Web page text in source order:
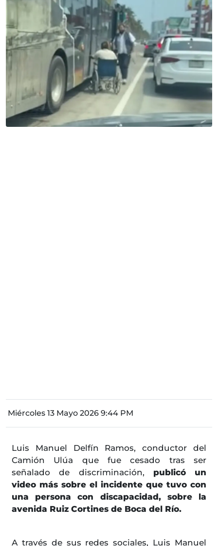
Miércoles 13 Mayo 2026 9:44 PM
Luis Manuel Delfín Ramos, conductor del
Camión Ulúa que fue cesado tras ser
señalado de discriminación, publicó un
video más sobre el incidente que tuvo con
una persona con discapacidad, sobre la
avenida Ruiz Cortines de Boca del Río.
A través de sus redes sociales, Luis Manuel